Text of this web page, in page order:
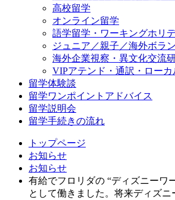
高校留学
オンライン留学
語学留学・ワーキングホリ
ジュニア／親子／海外ボラ
海外企業視察・異文化交流
VIPアテンド・通訳・ローカ
留学体験談
留学ワンポイントアドバイス
留学説明会
留学手続きの流れ
トップページ
お知らせ
お知らせ
有給でフロリダの “ディズニーワ
として働きました。将来ディズニ